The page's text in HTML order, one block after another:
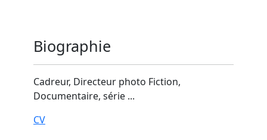
Biographie
Cadreur, Directeur photo Fiction,
Documentaire, série ...
CV